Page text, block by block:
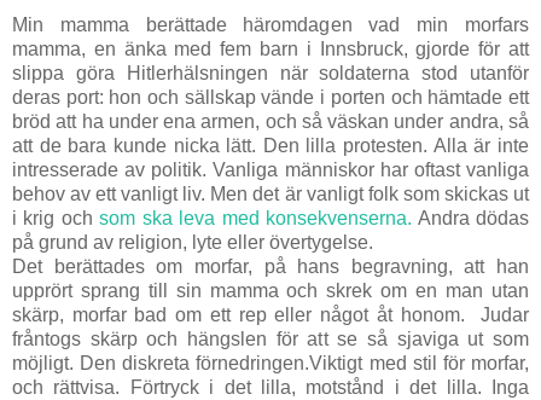
Min mamma berättade häromdagen vad min morfars
mamma, en änka med fem barn i Innsbruck, gjorde för att
slippa göra Hitlerhälsningen när soldaterna stod utanför
deras port: hon och sällskap vände i porten och hämtade ett
bröd att ha under ena armen, och så väskan under andra, så
att de bara kunde nicka lätt. Den lilla protesten. Alla är inte
intresserade av politik. Vanliga människor har oftast vanliga
behov av ett vanligt liv. Men det är vanligt folk som skickas ut
i krig ochsom ska leva med konsekvenserna. Andra dödas
på grund av religion, lyte eller övertygelse.
Det berättades om morfar, på hans begravning, att han
upprört sprang till sin mamma och skrek om en man utan
skärp, morfar bad om ett rep eller något åt honom. Judar
fråntogs skärp och hängslen för att se så sjaviga ut som
möjligt. Den diskreta förnedringen.Viktigt med stil för morfar,
och rättvisa. Förtryck i det lilla, motstånd i det lilla. Inga